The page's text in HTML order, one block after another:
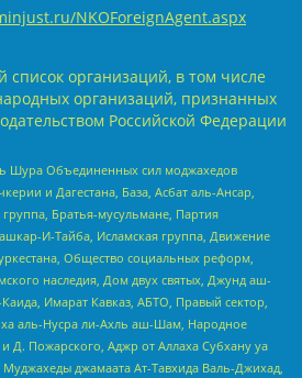
NKOForeignAgent.aspx
организаций, в том числе
организаций, признанных
Российской Федерации
Шура Объединенных сил моджахедов
и Дагестана, База, Асбат аль-Ансар,
Братья-мусульмане, Партия
И-Тайба, Исламская группа, Движение
Общество социальных реформ,
наследия, Дом двух святых, Джунд аш-
Имарат Кавказ, АБТО, Правый сектор,
аль-Нусра ли-Ахль аш-Шам, Народное
Д. Пожарского, Аджр от Аллаха Субхану уа
джамаата Ат-Тавхида Валь-Джихад,